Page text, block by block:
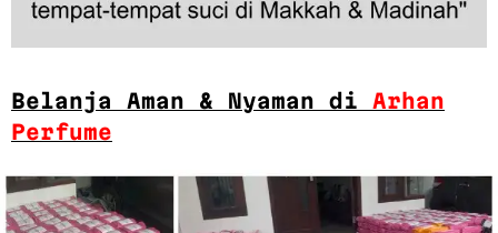
Belanja Aman & Nyaman di Arhan
Perfume